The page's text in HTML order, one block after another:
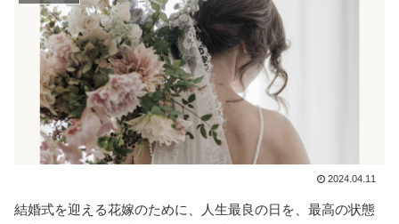
2024.04.11
結婚式を迎える花嫁のために、人生最良の日を、最高の状態